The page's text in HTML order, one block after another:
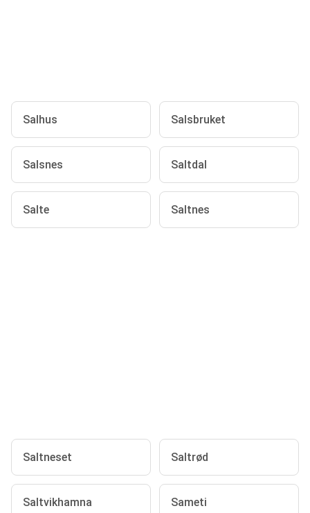
Salhus Salsbruket
Salsnes Saltdal
Salte Saltnes
Saltneset Saltrød
Saltvikhamna Sameti